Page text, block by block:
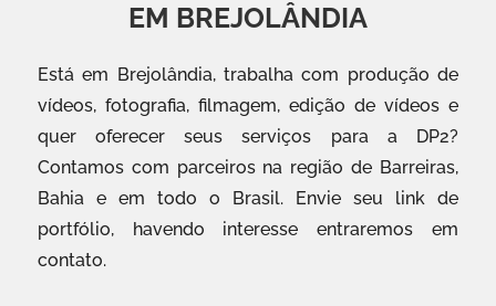
EM BREJOLÂNDIA
Está em Brejolândia, trabalha com produção de
vídeos, fotografia, filmagem, edição de vídeos e
quer oferecer seus serviços para a DP2?
Contamos com parceiros na região de Barreiras,
Bahia e em todo o Brasil. Envie seu link de
portfólio, havendo interesse entraremos em
contato.